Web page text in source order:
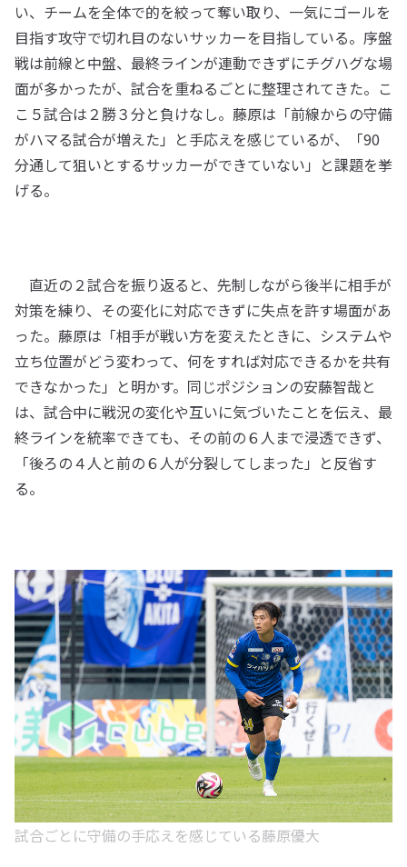
い、チームを全体で的を絞って奪い取り、一気にゴールを
目指す攻守で切れ目のないサッカーを目指している。序盤
戦は前線と中盤、最終ラインが連動できずにチグハグな場
面が多かったが、試合を重ねるごとに整理されてきた。こ
こ５試合は２勝３分と負けなし。藤原は「前線からの守備
がハマる試合が増えた」と手応えを感じているが、「90
分通して狙いとするサッカーができていない」と課題を挙
げる。
直近の２試合を振り返ると、先制しながら後半に相手が
対策を練り、その変化に対応できずに失点を許す場面があ
った。藤原は「相手が戦い方を変えたときに、システムや
立ち位置がどう変わって、何をすれば対応できるかを共有
できなかった」と明かす。同じポジションの安藤智哉と
は、試合中に戦況の変化や互いに気づいたことを伝え、最
終ラインを統率できても、その前の６人まで浸透できず、
「後ろの４人と前の６人が分裂してしまった」と反省す
る。
試合ごとに守備の手応えを感じている藤原優大